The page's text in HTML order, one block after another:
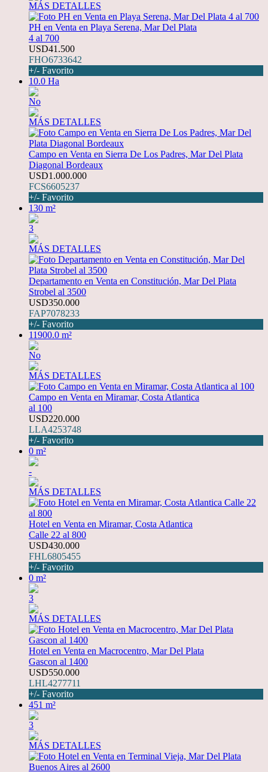
MÁS DETALLES
PH en Venta en Playa Serena, Mar Del Plata
4 al 700
USD41.500
FHO6733642
+/- Favorito
10.0 Ha
No
MÁS DETALLES
Campo en Venta en Sierra De Los Padres, Mar Del Plata
Diagonal Bordeaux
USD1.000.000
FCS6605237
+/- Favorito
130 m²
3
MÁS DETALLES
Departamento en Venta en Constitución, Mar Del Plata
Strobel al 3500
USD350.000
FAP7078233
+/- Favorito
11900.0 m²
No
MÁS DETALLES
Campo en Venta en Miramar, Costa Atlantica
al 100
USD220.000
LLA4253748
+/- Favorito
0 m²
-
MÁS DETALLES
Hotel en Venta en Miramar, Costa Atlantica
Calle 22 al 800
USD430.000
FHL6805455
+/- Favorito
0 m²
3
MÁS DETALLES
Hotel en Venta en Macrocentro, Mar Del Plata
Gascon al 1400
USD550.000
LHL4277711
+/- Favorito
451 m²
3
MÁS DETALLES